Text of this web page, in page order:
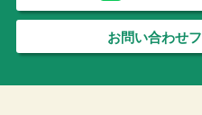
お問い合わせ